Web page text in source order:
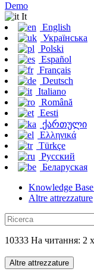
Demo
It
English
Українська
Polski
Español
Français
Deutsch
Italiano
Română
Eesti
ქართული
Ελληνικά
Türkçe
Русский
Беларуская
Knowledge
Altre attrezzature
10333 На читання: 2
Altre attrezzature